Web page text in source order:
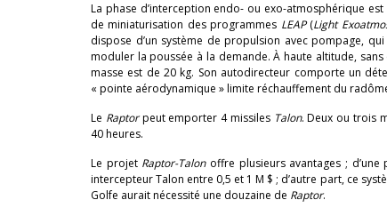
La phase d’interception endo- ou exo-atmosphérique
de miniaturisation des programmes LEAP(Light
dispose d’un système de propulsion avec pompage,
moduler la poussée à la demande. À haute altitude,
masse est de 20 kg. Son autodirecteur comporte un
« pointe aérodynamique » limite réchauffement du
Le Raptorpeut emporter 4 missiles Talon. Deux ou trois
40 heures.
Le projet Raptor-Talonoffre plusieurs avantages ;
intercepteur Talon entre 0,5 et 1 M $ ; d’autre part, ce
Golfe aurait nécessité une douzaine de Raptor.